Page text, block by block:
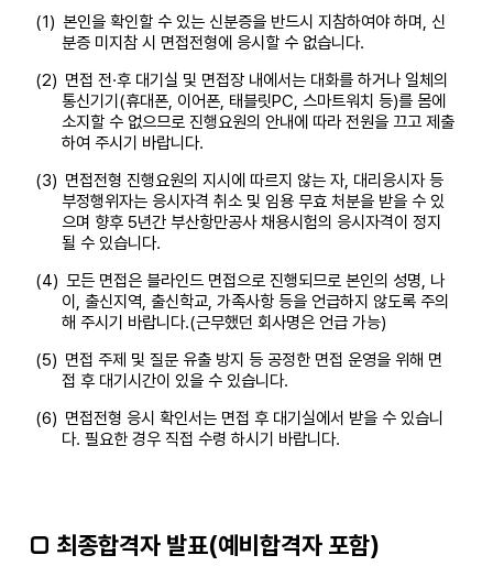
(1) 본인을 확인할 수 있는 신분증을 반드시 지참하여야 하며, 신
분증 미지참 시 면접전형에 응시할 수 없습니다.
(2) 면접 전·후 대기실 및 면접장 내에서는 대화를 하거나 일체의
통신기기(휴대폰, 이어폰, 태블릿PC, 스마트워치 등)를 몸에
소지할 수 없으므로 진행요원의 안내에 따라 전원을 끄고 제출
하여 주시기 바랍니다.
(3) 면접전형 진행요원의 지시에 따르지 않는 자, 대리응시자 등
부정행위자는 응시자격 취소 및 임용 무효 처분을 받을 수 있
으며 향후 5년간 부산항만공사 채용시험의 응시자격이 정지
될 수 있습니다.
(4) 모든 면접은 블라인드 면접으로 진행되므로 본인의 성명, 나
이, 출신지역, 출신학교, 가족사항 등을 언급하지 않도록 주의
해 주시기 바랍니다.(근무했던 회사명은 언급 가능)
(5) 면접 주제 및 질문 유출 방지 등 공정한 면접 운영을 위해 면
접 후 대기시간이 있을 수 있습니다.
(6) 면접전형 응시 확인서는 면접 후 대기실에서 받을 수 있습니
다. 필요한 경우 직접 수령 하시기 바랍니다.
□ 최종합격자 발표(예비합격자 포함)